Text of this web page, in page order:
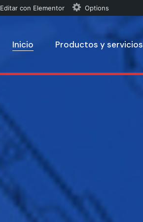
Editar con Elementor Options
Inicio Productos y servicios